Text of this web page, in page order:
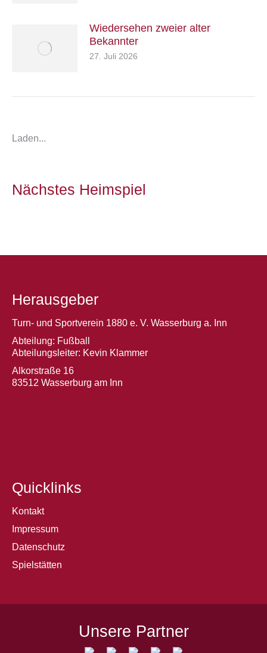
Wiedersehen zweier alter
Bekannter
27. Juli 2026
Laden...
Nächstes Heimspiel
Herausgeber
Turn- und Sportverein 1880 e. V. Wasserburg a. Inn
Abteilung: Fußball
Abteilungsleiter: Kevin Klammer
Alkorstraße 16
83512 Wasserburg am Inn
Quicklinks
Kontakt
Impressum
Datenschutz
Spielstätten
Unsere Partner